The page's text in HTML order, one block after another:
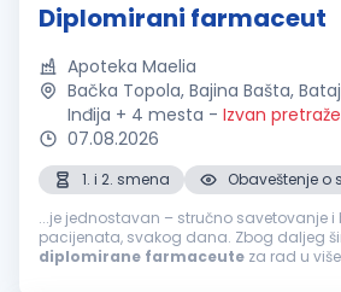
Diplomirani farmaceut
Apoteka Maelia
Bačka Topola, Bajina Bašta,
Inđija + 4 mesta - Izvan
07.08.2026
1. i 2. smena
Obaveštenje o
...je jednostavan – stručno savetovanje
pacijenata, svakog dana. Zbog daljeg
diplomirane farmaceute za rad u